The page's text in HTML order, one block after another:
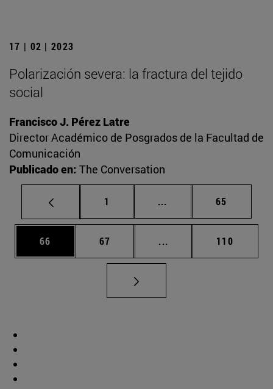
17 | 02 | 2023
Polarización severa: la fractura del tejido
social
Francisco J. Pérez Latre
Director Académico de Posgrados de la Facultad de
Comunicación
Publicado en: The Conversation
Página
1 ... Páginas intermedias
Página
65
Página
66 Página
67 ... Páginas intermedias
Página
110